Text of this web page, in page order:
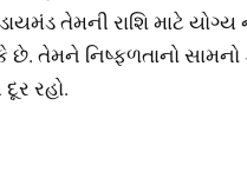
તેમની રાશિ માટે
છે. તેમને નિષ્ફળતાનો
રહો.